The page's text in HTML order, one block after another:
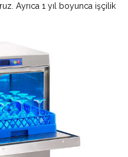
Ayrıca 1 yıl boyunca işçilik